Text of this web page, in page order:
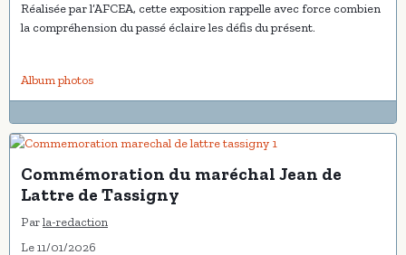
Réalisée par l’AFCEA, cette exposition rappelle avec force combien
la compréhension du passé éclaire les défis du présent.
Album photos
Commémoration du maréchal Jean de
Lattre de Tassigny
Parla-redaction
Le 11/01/2026